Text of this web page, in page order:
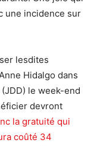
une incidence sur
lesdites
Hidalgo dans
le week-end
devront
la gratuité qui
coûté 34